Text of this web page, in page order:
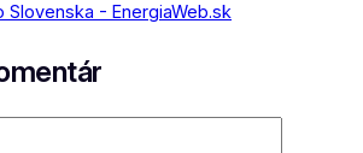
- EnergiaWeb.sk